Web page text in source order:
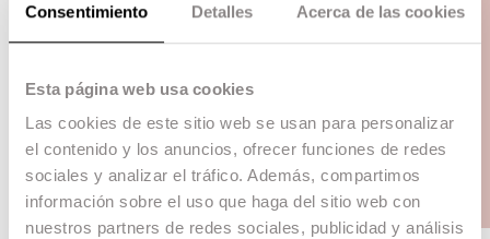
Consentimiento Detalles Acerca de las cookies
Esta página web usa cookies
Las cookies de este sitio web se usan para personalizar
el contenido y los anuncios, ofrecer funciones de redes
sociales y analizar el tráfico. Además, compartimos
información sobre el uso que haga del sitio web con
nuestros partners de redes sociales, publicidad y análisis